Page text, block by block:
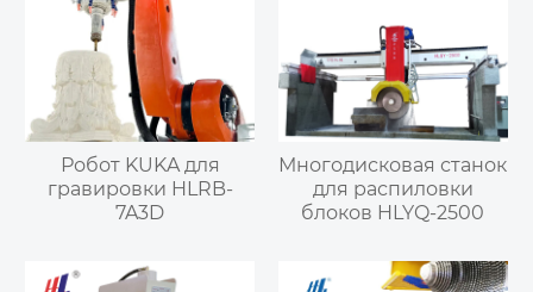
Робот KUKA для
гравировки HLRB-
7A3D
Многодисковая станок
для распиловки
блоков HLYQ-2500